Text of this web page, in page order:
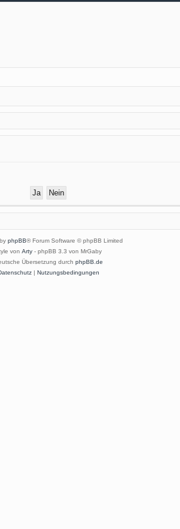
phpBB® Forum Software © phpBB Limited
von Arty - phpBB 3.3 von MrGaby
Übersetzung durch phpBB.de
| Nutzungsbedingungen